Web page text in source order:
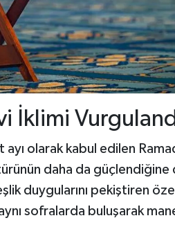
İklimi
ayı olarak kabul edilen
daha da
duygularını pekiştiren
sofralarda buluşarak